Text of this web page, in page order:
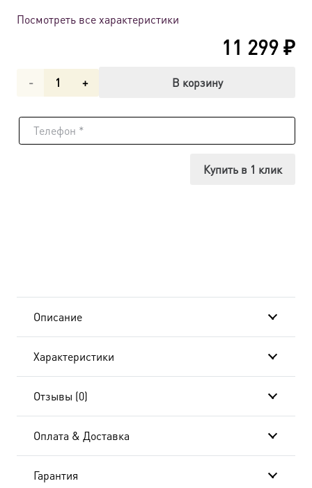
Посмотреть все характеристики
11 299₽
Количество
Икона
24х30
BK-
932
В корзину
Купить в 1 клик
Описание
Характеристики
Отзывы (0)
Оплата & Доставка
Гарантия